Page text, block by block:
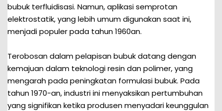
bubuk terfluidisasi. Namun, aplikasi semprotan
elektrostatik, yang lebih umum digunakan saat ini,
menjadi populer pada tahun 1960an.
Terobosan dalam pelapisan bubuk datang dengan
kemajuan dalam teknologi resin dan polimer, yang
mengarah pada peningkatan formulasi bubuk. Pada
tahun 1970-an, industri ini menyaksikan pertumbuhan
yang signifikan ketika produsen menyadari keunggulan